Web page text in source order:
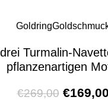
Goldring
Turmalin-
pflanzenartigen
€269,00 €169,00